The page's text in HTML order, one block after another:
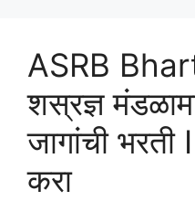
ASRB
शस्रज्ञ
जागांची
करा